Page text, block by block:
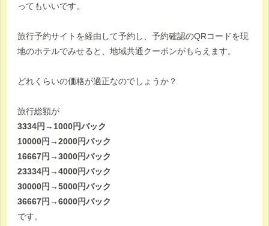
ってもいいです。
旅行予約サイトを経由して予約し、予約確認のQRコードを現
地のホテルでみせると、地域共通クーポンがもらえます。
どれくらいの価格が適正なのでしょうか？
旅行総額が
3334円→1000円バック
10000円→2000円バック
16667円→3000円バック
23334円→4000円バック
30000円→5000円バック
36667円→6000円バック
です。